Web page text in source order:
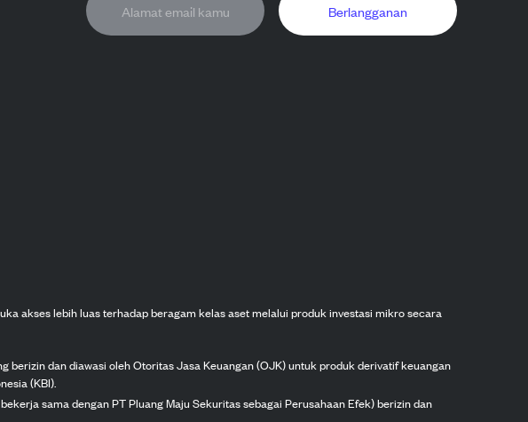
Berlangganan
akses lebih luas terhadap beragam kelas aset melalui produk investasi mikro secara
berizin dan diawasi oleh Otoritas Jasa Keuangan (OJK) untuk produk derivatif keuangan
(KBI).
sama dengan PT Pluang Maju Sekuritas sebagai Perusahaan Efek) berizin dan